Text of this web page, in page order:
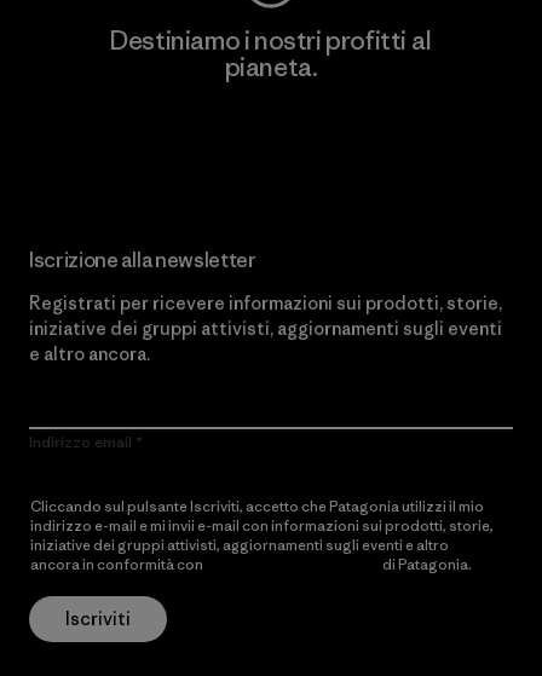
Destiniamo i nostri profitti al
pianeta.
Iscrizione alla newsletter
Registrati per ricevere informazioni sui prodotti, storie,
iniziative dei gruppi attivisti, aggiornamenti sugli eventi
e altro ancora.
Indirizzo email
Cliccando sul pulsante Iscriviti, accetto che Patagonia utilizzi il mio
indirizzo e-mail e mi invii e-mail con informazioni sui prodotti, storie,
iniziative dei gruppi attivisti, aggiornamenti sugli eventi e altro
ancora in conformità con
di Patagonia.
Iscriviti